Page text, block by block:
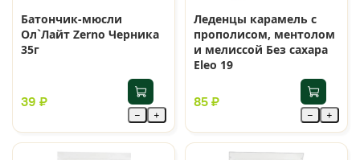
Батончик-мюсли
Ол`Лайт Zerno Черника
35г
39 ₽
− +
Леденцы карамель с
прополисом, ментолом
и мелиссой Без сахара
Eleo 19
85 ₽
− +